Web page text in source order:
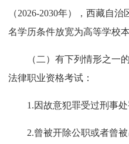
（2026-2030年），西藏自
名学历条件放宽为高等学校本
（二）有下列情形之一
法律职业资格考试：
1.因故意犯罪受过刑事处
2.曾被开除公职或者曾